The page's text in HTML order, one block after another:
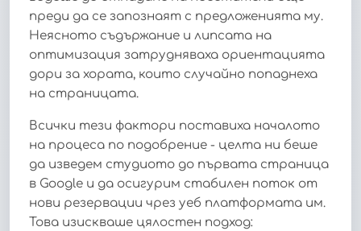
преди да се запознаят с предложенията му.
Неясното съдържание и липсата на
оптимизация затрудняваха ориентацията
дори за хората, които случайно попаднеха
на страницата.
Всички тези фактори поставиха началото
на процеса по подобрение - целта ни беше
да изведем студиото до първата страница
в Google и да осигурим стабилен поток от
нови резервации чрез уеб платформата им.
Това изискваше цялостен подход: